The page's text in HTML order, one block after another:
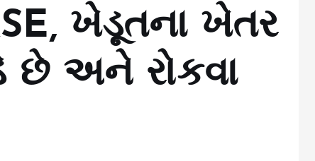
ખેડૂતના ખેતર
છે અને રોકવા